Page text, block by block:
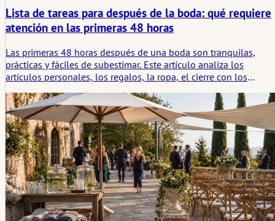
Lista de tareas para después de la boda: qué requiere
atención en las primeras 48 horas
Las primeras 48 horas después de una boda son tranquilas,
prácticas y fáciles de subestimar. Este artículo analiza los
artículos personales, los regalos, la ropa, el cierre con los
ayudan a que el después se sienta más ligero en lugar de
convertirse en recados dispersos.